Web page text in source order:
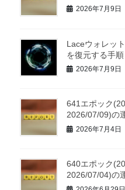
2026年7月9日
Laceウォレッ
を復元する手順
2026年7月9日
641エポック
2026/07/09)の
2026年7月4日
640エポック
2026/07/04)の